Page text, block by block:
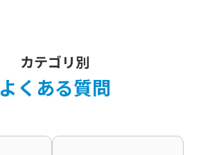
カテゴリ別
よくある質問